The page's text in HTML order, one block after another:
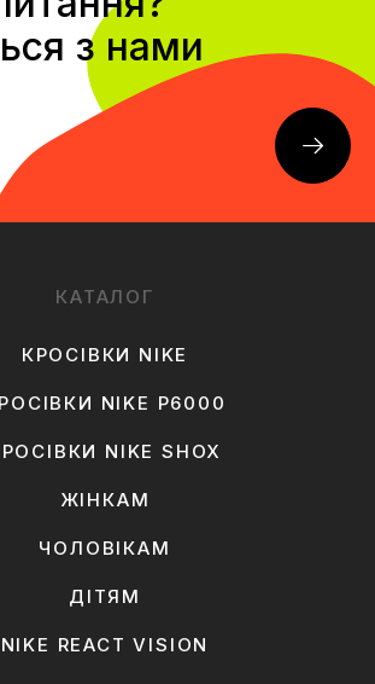
з нами
КАТАЛОГ
КРОСІВКИ NIKE
NIKE P6000
NIKE SHOX
ЖІНКАМ
ЧОЛОВІКАМ
ДІТЯМ
NIKE REACT VISION